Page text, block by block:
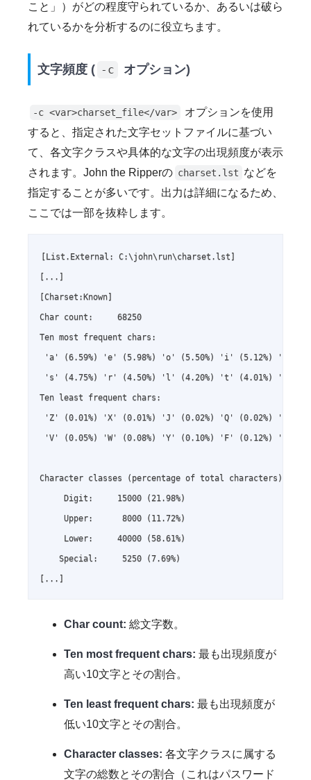
こと」）がどの程度守られているか、あるいは破ら
れているかを分析するのに役立ちます。
文字頻度 ( -c オプション)
-c <var>charset_file</var>
オプションを使用
すると、指定された文字セットファイルに基づい
て、各文字クラスや具体的な文字の出現頻度が表示
されます。John the Ripperの charset.lst などを
指定することが多いです。出力は詳細になるため、
ここでは一部を抜粋します。
[List.External: C:\john\run\charset.lst]
[...]
[Charset:Known]
Char count:     68250
Ten most frequent chars:
'a' (6.59%) 'e' (5.98%) 'o' (5.50%) 'i' (5.12%) 'n'
's' (4.75%) 'r' (4.50%) 'l' (4.20%) 't' (4.01%) '1'
Ten least frequent chars:
'Z' (0.01%) 'X' (0.01%) 'J' (0.02%) 'Q' (0.02%) 'K'
'V' (0.05%) 'W' (0.08%) 'Y' (0.10%) 'F' (0.12%) 'G'
Character classes (percentage of total characters):
     Digit:     15000 (21.98%)
     Upper:      8000 (11.72%)
     Lower:     40000 (58.61%)
    Special:     5250 (7.69%)
[...]
Char count: 総文字数。
Ten most frequent chars: 最も出現頻度が
高い10文字とその割合。
Ten least frequent chars: 最も出現頻度が
低い10文字とその割合。
Character classes: 各文字クラスに属する
文字の総数とその割合（これはパスワード